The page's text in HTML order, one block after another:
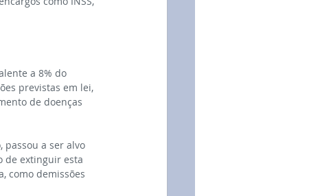
a 8% do
previstas em lei,
de doenças
passou a ser alvo
de extinguir esta
como demissões